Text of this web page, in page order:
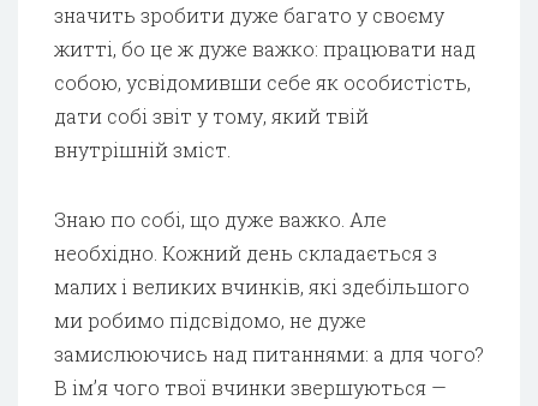
значить зробити дуже багато у своєму
житті, бо це ж дуже важко: працювати над
собою, усвідомивши себе як особистість,
дати собі звіт у тому, який твій
внутрішній зміст.
Знаю по собі, що дуже важко. Але
необхідно. Кожний день складається з
малих і великих вчинків, які здебільшого
ми робимо підсвідомо, не дуже
замислюючись над питаннями: а для чого?
В ім’я чого твої вчинки звершуються —